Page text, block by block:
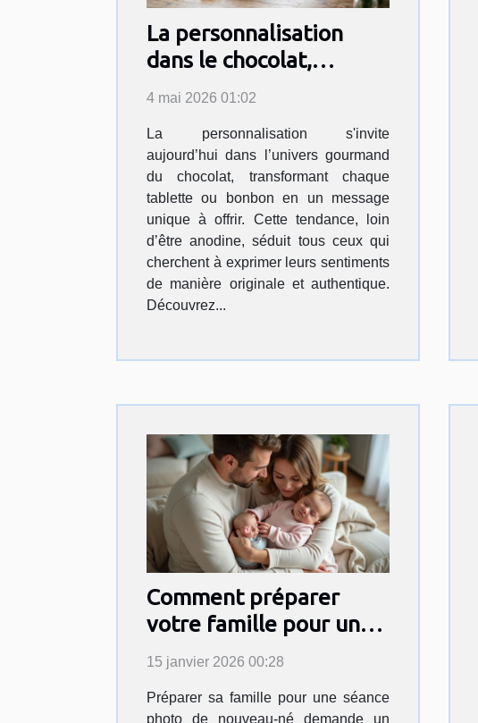
La personnalisation
dans le chocolat,
nouvelle déclaration
4 mai 2026 01:02
La personnalisation s'invite
aujourd’hui dans l’univers gourmand
du chocolat, transformant chaque
tablette ou bonbon en un message
unique à offrir. Cette tendance, loin
d’être anodine, séduit tous ceux qui
cherchent à exprimer leurs sentiments
de manière originale et authentique.
Découvrez...
Comment préparer
votre famille pour une
séance photo de
nouveau-né?
15 janvier 2026 00:28
Préparer sa famille pour une séance
photo de nouveau-né demande un